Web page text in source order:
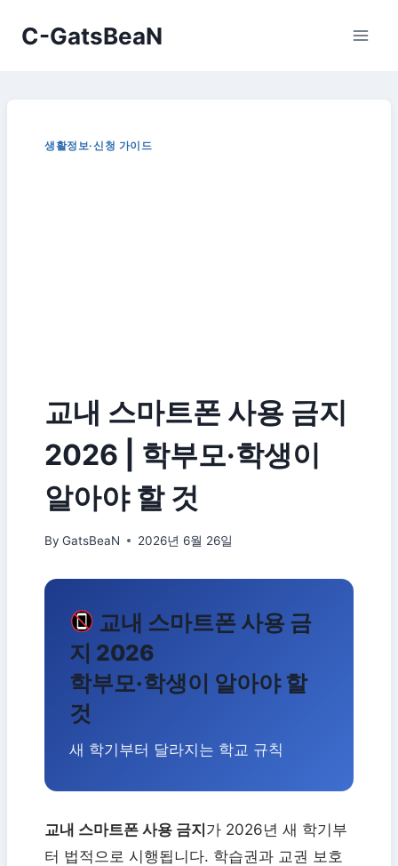
C-GatsBeaN
생활정보·신청 가이드
교내 스마트폰 사용 금지
2026 | 학부모·학생이
알아야 할 것
By GatsBeaN 2026년 6월 26일
교내 스마트폰 사용 금
지 2026
학부모·학생이 알아야 할
것
새 학기부터 달라지는 학교 규칙
교내 스마트폰 사용 금지가 2026년 새 학기부
터 법적으로 시행됩니다. 학습권과 교권 보호